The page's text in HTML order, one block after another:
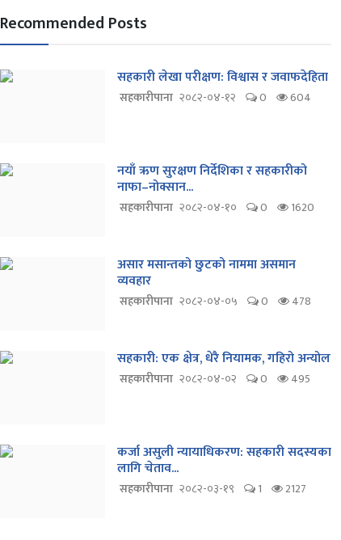
Recommended Posts
सहकारी लेखा परीक्षण: विश्वास र जवाफदेहिता
सहकारीपाना २०८२-०४-१२ 0 604
नयाँ ऋण सुरक्षण निर्देशिका र सहकारीको
नाफा–नोक्सान...
सहकारीपाना २०८२-०४-१० 0 1620
असार मसान्तको छुटको नाममा असमान
व्यवहार
सहकारीपाना २०८२-०४-०५ 0 478
सहकारी: एक क्षेत्र, धेरै नियामक, गहिरो अन्योल
सहकारीपाना २०८२-०४-०२ 0 495
कर्जा असुली न्यायाधिकरण: सहकारी सदस्यका
लागि चेताव...
सहकारीपाना २०८२-०३-१९ 1 2127